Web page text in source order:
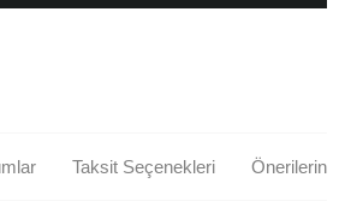
Taksit Seçenekleri Önerileriniz